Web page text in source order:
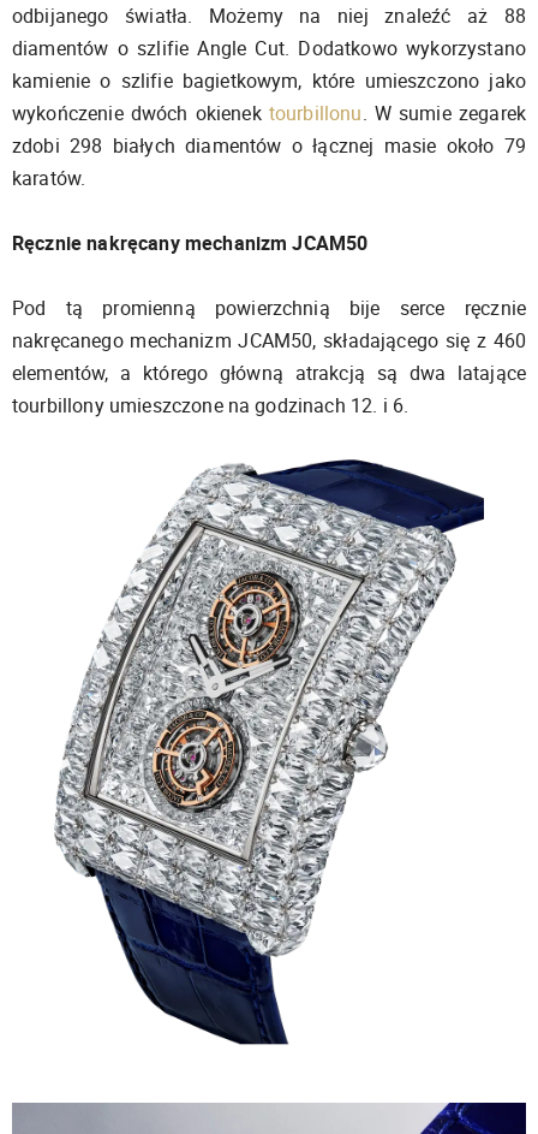
odbijanego światła. Możemy na niej znaleźć aż 88
diamentów o szlifie Angle Cut. Dodatkowo wykorzystano
kamienie o szlifie bagietkowym, które umieszczono jako
wykończenie dwóch okienek tourbillonu. W sumie zegarek
zdobi 298 białych diamentów o łącznej masie około 79
karatów.
Ręcznie nakręcany mechanizm JCAM50
Pod tą promienną powierzchnią bije serce ręcznie
nakręcanego mechanizm JCAM50, składającego się z 460
elementów, a którego główną atrakcją są dwa latające
tourbillony umieszczone na godzinach 12. i 6.